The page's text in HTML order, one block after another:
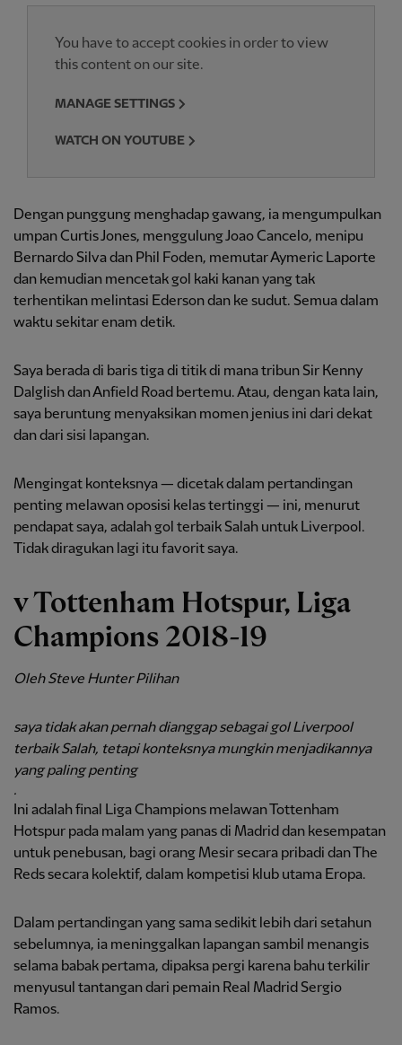
You have to accept cookies in order to view
this content on our site.
MANAGE SETTINGS
WATCH ON YOUTUBE
Dengan punggung menghadap gawang, ia mengumpulkan
umpan Curtis Jones, menggulung Joao Cancelo, menipu
Bernardo Silva dan Phil Foden, memutar Aymeric Laporte
dan kemudian mencetak gol kaki kanan yang tak
terhentikan melintasi Ederson dan ke sudut. Semua dalam
waktu sekitar enam detik.
Saya berada di baris tiga di titik di mana tribun Sir Kenny
Dalglish dan Anfield Road bertemu. Atau, dengan kata lain,
saya beruntung menyaksikan momen jenius ini dari dekat
dan dari sisi lapangan.
Mengingat konteksnya — dicetak dalam pertandingan
penting melawan oposisi kelas tertinggi — ini, menurut
pendapat saya, adalah gol terbaik Salah untuk Liverpool.
Tidak diragukan lagi itu favorit saya.
v Tottenham Hotspur, Liga
Champions 2018-19
Oleh Steve Hunter Pilihan
saya tidak akan pernah dianggap sebagai gol Liverpool
terbaikSalah, tetapi konteksnya mungkin menjadikannya
yang paling penting
.
Ini adalah final Liga Champions melawan Tottenham
Hotspur pada malam yang panas di Madrid dan kesempatan
untuk penebusan, bagi orang Mesir secara pribadi dan The
Reds secara kolektif, dalam kompetisi klub utama Eropa.
Dalam pertandingan yang sama sedikit lebih dari setahun
sebelumnya, ia meninggalkan lapangan sambil menangis
selama babak pertama, dipaksa pergi karena bahu terkilir
menyusul tantangan dari pemain Real Madrid Sergio
Ramos.